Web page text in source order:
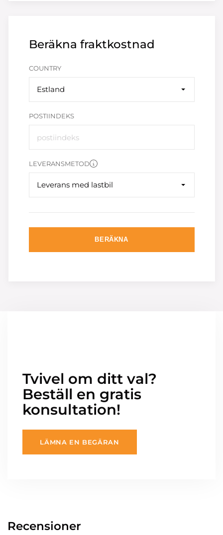
Beräkna fraktkostnad
COUNTRY
Estland
POSTIINDEKS
LEVERANSMETOD
Leverans med lastbil
BERÄKNA
Tvivel om ditt val?
Beställ en gratis
konsultation!
LÄMNA EN BEGÄRAN
Recensioner